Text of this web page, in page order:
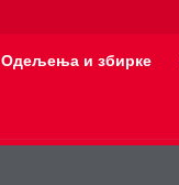
Одељења и збирке